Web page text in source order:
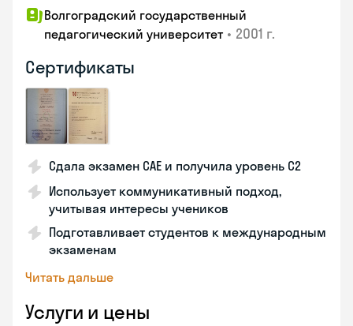
Волгоградский государственный
педагогический университет • 2001 г.
Сертификаты
Сдала экзамен CAE и получила уровень С2
Использует коммуникативный подход,
учитывая интересы учеников
Подготавливает студентов к международным
экзаменам
Читать дальше
Услуги и цены